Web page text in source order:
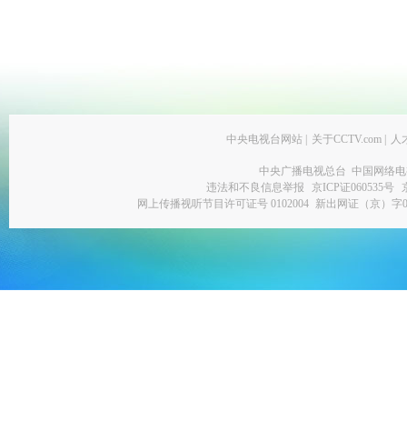
中央电视台网站 关于CCTV.com 人
中央广播电视总台 中国网络
违法和不良信息举报
京ICP证060535号
网上传播视听节目许可证号 0102004 新出网证（京）